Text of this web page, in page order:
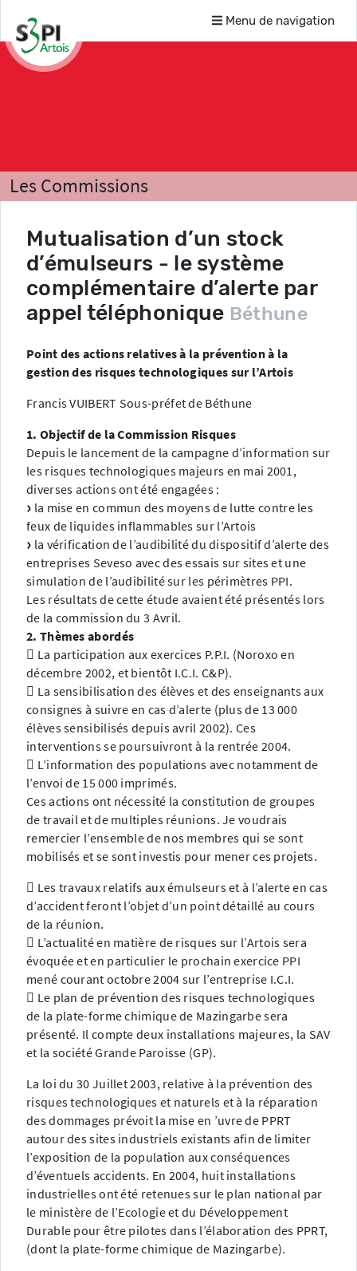
Menu de navigation
Les Commissions
Comptes-rendus
Mutualisation d’un stock
d’émulseurs - le système
complémentaire d’alerte par
appel téléphonique Béthune
Point des actions relatives à la prévention à la
gestion des risques technologiques sur l’Artois
Francis VUIBERT Sous-préfet de Béthune
1. Objectif de la Commission Risques
Depuis le lancement de la campagne d’information sur
les risques technologiques majeurs en mai 2001,
diverses actions ont été engagées :
la mise en commun des moyens de lutte contre les
feux de liquides inflammables sur l’Artois
la vérification de l’audibilité du dispositif d’alerte des
entreprises Seveso avec des essais sur sites et une
simulation de l’audibilité sur les périmètres PPI.
Les résultats de cette étude avaient été présentés lors
de la commission du 3 Avril.
2. Thèmes abordés
 La participation aux exercices P.P.I. (Noroxo en
décembre 2002, et bientôt I.C.I. C&P).
 La sensibilisation des élèves et des enseignants aux
consignes à suivre en cas d’alerte (plus de 13 000
élèves sensibilisés depuis avril 2002). Ces
interventions se poursuivront à la rentrée 2004.
 L’information des populations avec notamment de
l’envoi de 15 000 imprimés.
Ces actions ont nécessité la constitution de groupes
de travail et de multiples réunions. Je voudrais
remercier l’ensemble de nos membres qui se sont
mobilisés et se sont investis pour mener ces projets.
 Les travaux relatifs aux émulseurs et à l’alerte en cas
d’accident feront l’objet d’un point détaillé au cours
de la réunion.
 L’actualité en matière de risques sur l’Artois sera
évoquée et en particulier le prochain exercice PPI
mené courant octobre 2004 sur l’entreprise I.C.I.
 Le plan de prévention des risques technologiques
de la plate-forme chimique de Mazingarbe sera
présenté. Il compte deux installations majeures, la SAV
et la société Grande Paroisse (GP).
La loi du 30 Juillet 2003, relative à la prévention des
risques technologiques et naturels et à la réparation
des dommages prévoit la mise en ’uvre de PPRT
autour des sites industriels existants afin de limiter
l’exposition de la population aux conséquences
d’éventuels accidents. En 2004, huit installations
industrielles ont été retenues sur le plan national par
le ministère de l’Ecologie et du Développement
Durable pour être pilotes dans l’élaboration des PPRT,
(dont la plate-forme chimique de Mazingarbe).